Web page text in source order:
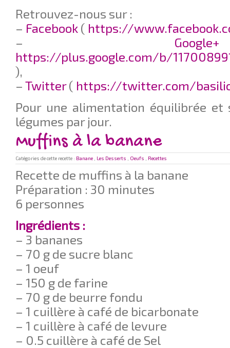
Retrouvez-nous sur :
– Facebook ( https://
–
https://plus.google.com/b/
),
– Twitter( https://twitter.com/
Pour une alimentation équilibrée
légumes par jour.
Muffins à la banane
Catégories de cette recette : Banane Les Desserts Oeufs Recettes
Recette de muffins à la banane
Préparation : 30 minutes
6 personnes
Ingrédients :
– 3 bananes
– 70 g de sucre blanc
– 1 oeuf
– 150 g de farine
– 70 g de beurre fondu
– 1 cuillère à café de bicarbonate
– 1 cuillère à café de levure
– 0.5 cuillère à café de Sel